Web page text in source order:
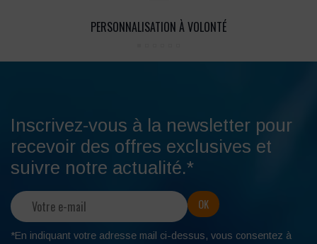
PERSONNALISATION À VOLONTÉ
Inscrivez-vous à la newsletter pour
recevoir des offres exclusives et
suivre notre actualité.*
*En indiquant votre adresse mail ci-dessus, vous consentez à